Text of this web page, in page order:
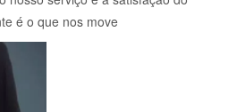
é o que nos move